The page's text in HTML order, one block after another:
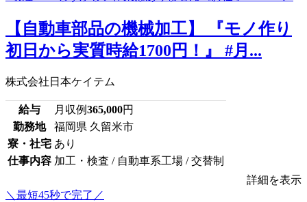
【自動車部品の機械加工】 『モノ作り
初日から実質時給1700円！』 #月...
株式会社日本ケイテム
給与 月収例365,000円
勤務地
福岡県 久留米市
寮・社宅 あり
仕事内容 加工・検査 / 自動車系工場 / 交替制
詳細を表示
＼最短45秒で完了／